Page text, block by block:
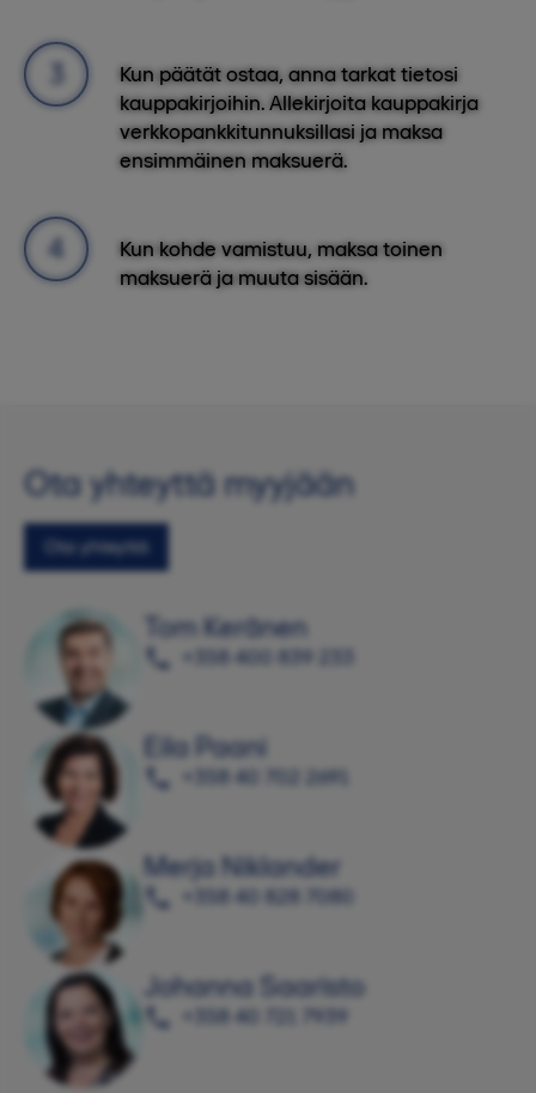
Kun päätät ostaa, anna tarkat tietosi
kauppakirjoihin. Allekirjoita kauppakirja
verkkopankkitunnuksillasi ja maksa
ensimmäinen maksuerä.
Kun kohde vamistuu, maksa toinen
maksuerä ja muuta sisään.
Ota yhteyttä myyjään
Ota yhteyttä
Tom Keränen
+358 400 839 233
Eila Paani
+358 40 702 2691
Merja Niklander
+358 40 828 7080
Johanna Saaristo
+358 40 721 7939